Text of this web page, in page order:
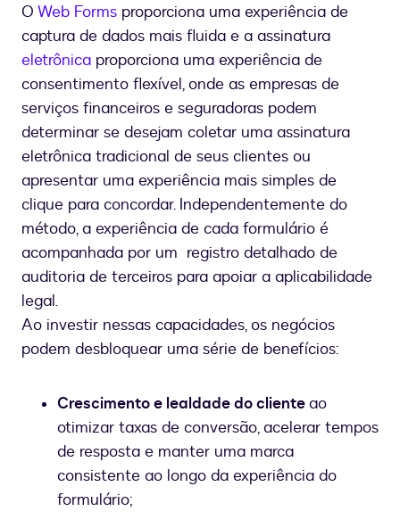
O Web Forms proporciona uma experiência de
captura de dados mais fluida e a assinatura
eletrônica proporciona uma experiência de
consentimento flexível, onde as empresas de
serviços financeiros e seguradoras podem
determinar se desejam coletar uma assinatura
eletrônica tradicional de seus clientes ou
apresentar uma experiência mais simples de
clique para concordar. Independentemente do
método, a experiência de cada formulário é
acompanhada por um registro detalhado de
auditoria de terceiros para apoiar a aplicabilidade
legal.
Ao investir nessas capacidades, os negócios
podem desbloquear uma série de benefícios:
Crescimento e lealdade do clienteao
otimizar taxas de conversão, acelerar tempos
de resposta e manter uma marca
consistente ao longo da experiência do
formulário;